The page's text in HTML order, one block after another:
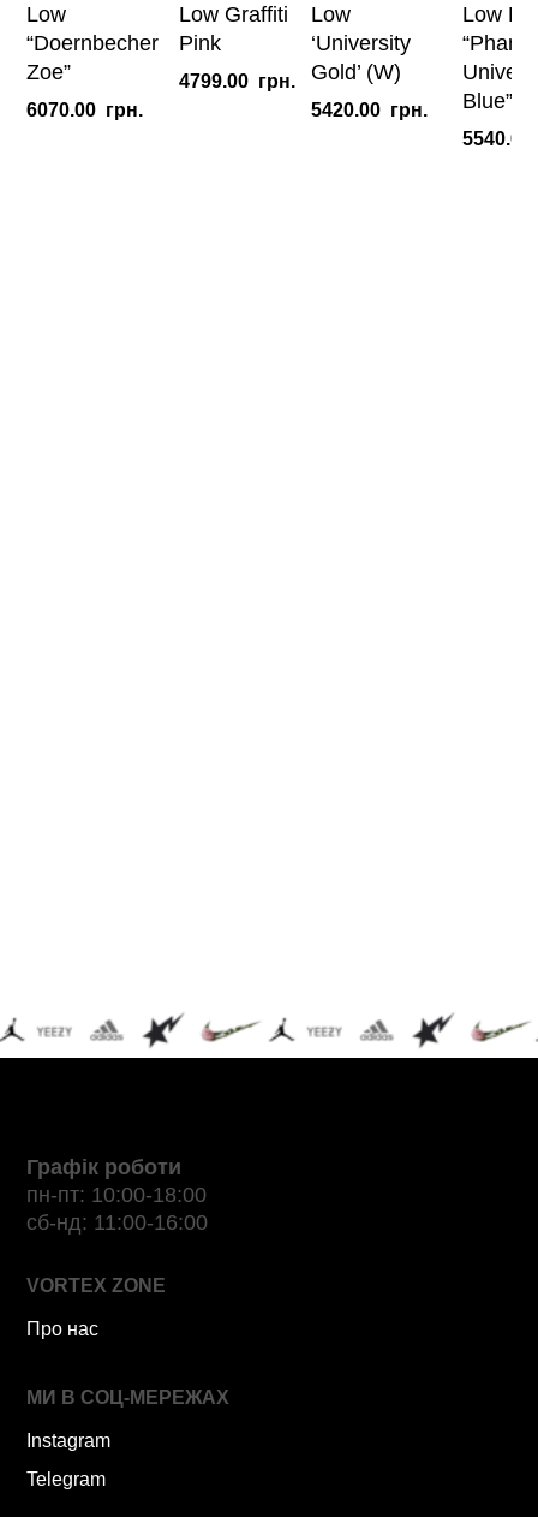
Low
“Doernbecher
Zoe”
6070.00 грн.
Low Graffiti
Pink
4799.00 грн.
Low
‘University
Gold’ (W)
5420.00 грн.
Low
Blue”
5540.00
Графік роботи
пн-пт: 10:00-18:00
сб-нд: 11:00-16:00
VORTEX ZONE
Про нас
МИ В СОЦ-МЕРЕЖАХ
Instagram
Telegram